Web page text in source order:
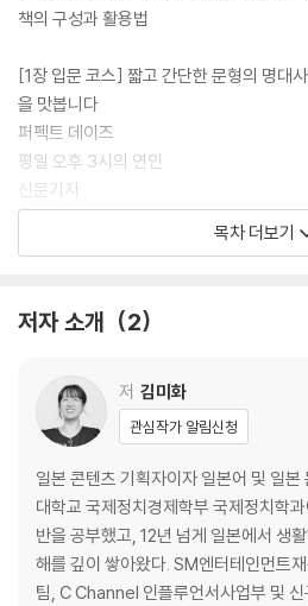
러한 명대사를 반복해 읽고 따라 쓰다 보면
는 소리가 아니라 ‘의미 있는 말’로 귀에
일로 끝나는 외국어 공부에 지쳤는가? 그렇
과 함께 올해는 진짜 ‘끝까지’ 가보자!
[도서] 중국어 명대사 필사집
☆☆ 출간 전 1000명 넘게 선주문한 그
중드 입문작 1순위 〈투투장부주〉부터
중국어 감각이 자란다! 실력이 쌓인다!
조기 유학을 가지 않고도, 해외에 살지 않
외국어와 친해질 수 있을까? 있다! 게다가
맞는 콘텐츠나 연예인을 찾아, 짧은 시간
접하는 것이다. 『중국어 명대사 필사집』
마 〈유성화원〉을 계기로 중국어의 세계에
로 시작한 덕질은 그를 믿고 보는 파워블
시나리오 번역가로, 마침내 아시아 메가 히
물을 모두 담당하는 번역가로 이끌었다.
책의 구성과 활용법
[1장 입문 코스] 짧고 간단한 문형의 명대
을 맛봅니다
퍼펙트 데이즈
평일 오후 3시의 연인
신문기자
태양의 노래
큐어
언어의 정원
종이달
4월 이야기
나나
카모메 식당
립반윙클의 신부
다만, 널 사랑하고 있어
목차 더보기
저자 소개 2
저 김미화
관심작가 알림신청
일본 콘텐츠 기획자이자 일본어 및 일본
대학교 국제정치경제학부 국제정치학과
반을 공부했고, 12년 넘게 일본에서 생
해를 깊이 쌓아왔다. SM엔터테인먼트재팬 경영기획실 전략마케팅
팀, C Channel 인플루언서사업부 및